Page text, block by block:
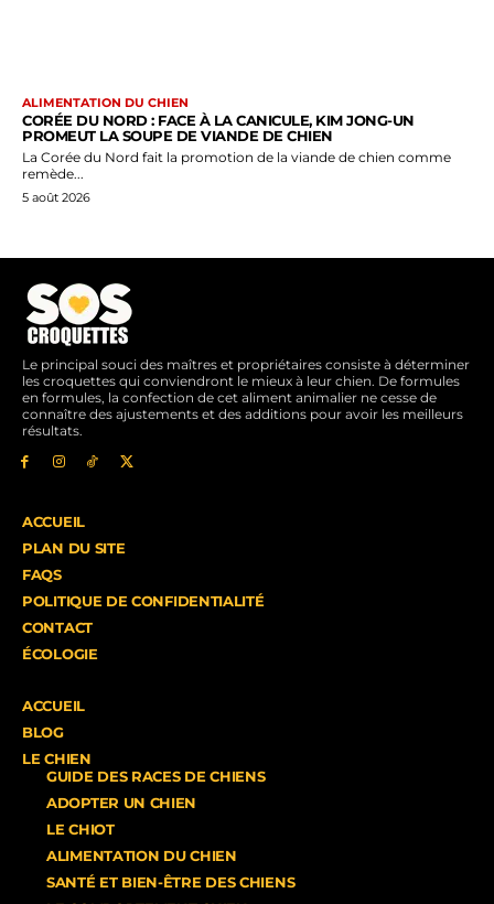
ALIMENTATION DU CHIEN
CORÉE DU NORD : FACE À LA CANICULE, KIM JONG-UN
PROMEUT LA SOUPE DE VIANDE DE CHIEN
La Corée du Nord fait la promotion de la viande de chien comme
remède...
5 août 2026
Le principal souci des maîtres et propriétaires consiste à déterminer
les croquettes qui conviendront le mieux à leur chien. De formules
en formules, la confection de cet aliment animalier ne cesse de
connaître des ajustements et des additions pour avoir les meilleurs
résultats.
ACCUEIL
PLAN DU SITE
FAQS
POLITIQUE DE CONFIDENTIALITÉ
CONTACT
ÉCOLOGIE
ACCUEIL
BLOG
LE CHIEN
GUIDE DES RACES DE CHIENS
ADOPTER UN CHIEN
LE CHIOT
ALIMENTATION DU CHIEN
SANTÉ ET BIEN-ÊTRE DES CHIENS